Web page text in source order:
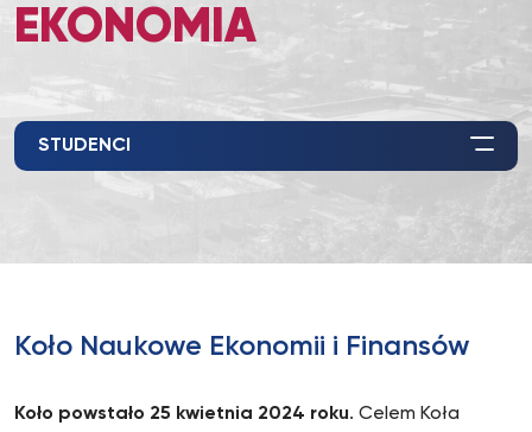
EKONOMIA
STUDENCI
Koło Naukowe Ekonomii i Finansów
Koło powstało 25 kwietnia 2024 roku. Celem Koła